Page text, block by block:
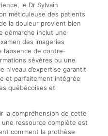
le Dr Sylvain
méticuleuse des patients
la douleur provient bien
démarche inclut une
des imageries
l’absence de contre-
sévères ou une
niveau d’expertise garantit
et parfaitement intégrée
québécoises et
la compréhension de cette
une ressource complète est
comment la prothèse